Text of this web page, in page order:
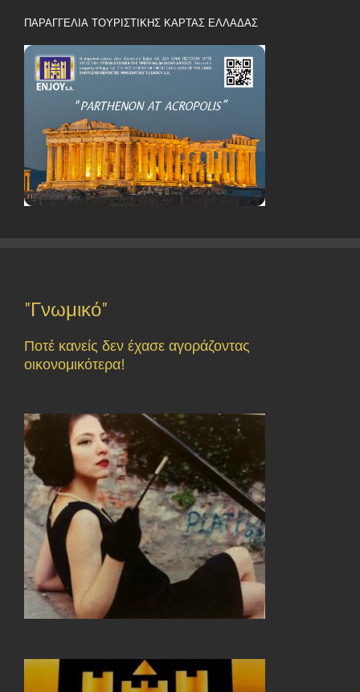
ΠΑΡΑΓΓΕΛΙΑ ΤΟΥΡΙΣΤΙΚΗΣ ΚΑΡΤΑΣ ΕΛΛΑΔΑΣ
"Γνωμικό"
Ποτέ κανείς δεν έχασε αγοράζοντας
οικονομικότερα!